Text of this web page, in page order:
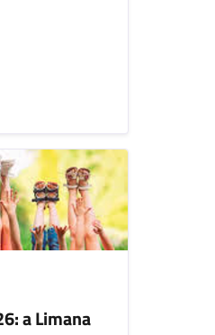
a Limana